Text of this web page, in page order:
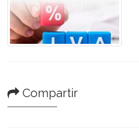
Compartir